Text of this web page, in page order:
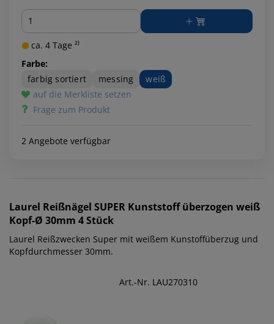
Menge
ca. 4 Tage ²⁾
Farbe:
farbig sortiert
messing
weiß
auf die Merkliste setzen
Frage zum Produkt
2 Angebote verfügbar
Laurel Reißnägel SUPER Kunststoff überzogen weiß
Kopf-Ø 30mm 4 Stück
Laurel Reißzwecken Super mit weißem Kunstoffüberzug und
Kopfdurchmesser 30mm.
Art.-Nr. LAU270310